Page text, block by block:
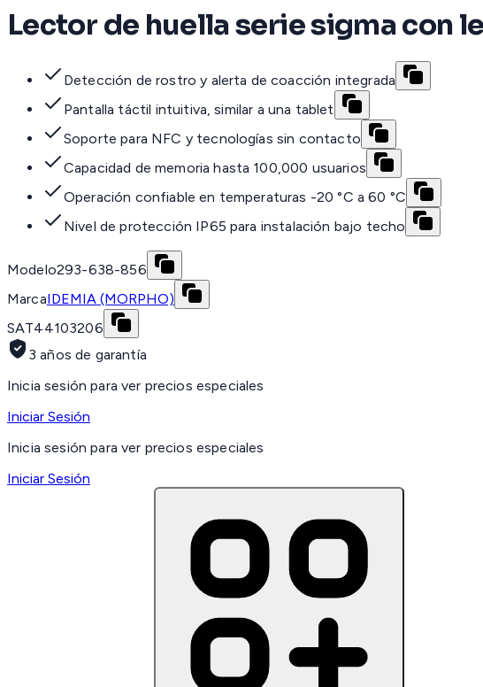
Lector de huella serie sigma con
Detección de rostro y alerta de coacción integrada
Pantalla táctil intuitiva, similar a una tablet
Soporte para NFC y tecnologías sin contacto
Capacidad de memoria hasta 100,000 usuarios
Operación confiable en temperaturas -20 °C a 60 °C
Nivel de protección IP65 para instalación bajo techo
Modelo293-638-856
MarcaIDEMIA (MORPHO)
SAT44103206
3 años de garantía
Inicia sesión para ver precios especiales
Iniciar Sesión
Inicia sesión para ver precios especiales
Iniciar Sesión